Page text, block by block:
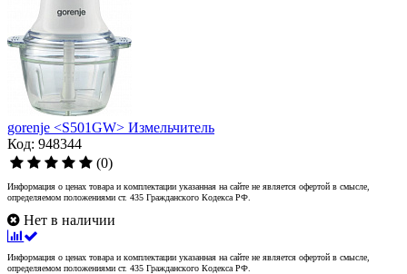
gorenje <S501GW> Измельчитель
Код: 948344
(0)
Информация о ценах товара и комплектации указанная на сайте не является офертой в смысле,
определяемом положениями ст. 435 Гражданского Кодекса РФ.
Нет в наличии
Информация о ценах товара и комплектации указанная на сайте не является офертой в смысле,
определяемом положениями ст. 435 Гражданского Кодекса РФ.